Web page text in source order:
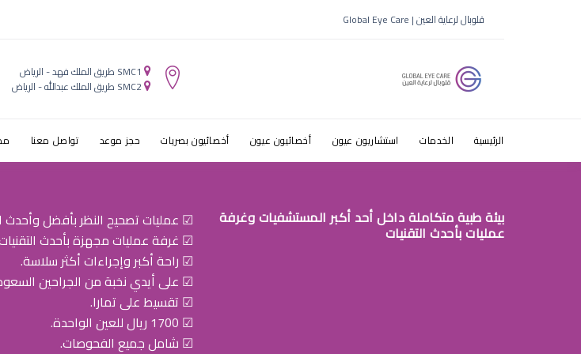
جفاف العين من
قلوبال لرعاية العين | Global Eye Care
SMC1 طريق الملك فهد - الرياض
SMC2 طريق الملك عبدالله - الرياض
الرئيسية الخدمات استشاريون عيون أخصائيون عيون أخصائيون بصريات حجز موعد تواصل معنا
بيئة طبية متكاملة داخل أحد أكبر المستشفيات وغرفة
عمليات بأحدث التقنيات
☑ عمليات تصحيح النظر بأفضل وأحدث
☑ غرفة عمليات مجهزة بأحدث
☑ راحة أكبر وإجراءات أكثر سلاسة.
☑ على أيدي نخبة من الجراحين
☑ تقسيط على تمارا.
☑ 1700 ريال للعين الواحدة.
☑ شامل جميع الفحوصات.